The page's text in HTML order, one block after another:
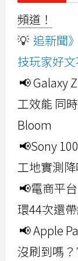
頻道！
💡 追新聞
技玩家好文
📢 Galaxy
工效能 同
Bloom
📢Sony
工地實測
📢電商平
環44次還
📢 Apple
沒刷到嗎